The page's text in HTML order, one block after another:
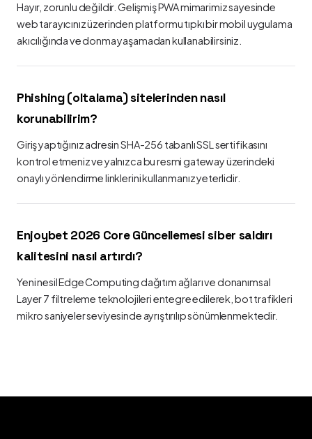
Hayır, zorunlu değildir. Gelişmiş PWA mimarimiz sayesinde
web tarayıcınız üzerinden platformu tıpkı bir mobil uygulama
akıcılığında ve donma yaşamadan kullanabilirsiniz.
Phishing (oltalama) sitelerinden nasıl
korunabilirim?
Giriş yaptığınız adresin SHA-256 tabanlı SSL sertifikasını
kontrol etmeniz ve yalnızca bu resmi gateway üzerindeki
onaylı yönlendirme linklerini kullanmanız yeterlidir.
Enjoybet 2026 Core Güncellemesi siber saldırı
kalitesini nasıl artırdı?
Yeni nesil Edge Computing dağıtım ağları ve donanımsal
Layer 7 filtreleme teknolojileri entegre edilerek, bot trafikleri
mikro saniyeler seviyesinde ayrıştırılıp sönümlenmektedir.